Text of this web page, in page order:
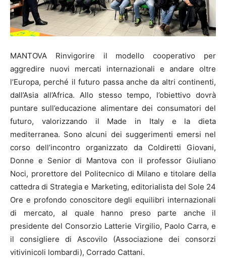
MANTOVA Rinvigorire il modello cooperativo per
aggredire nuovi mercati internazionali e andare oltre
l’Europa, perché il futuro passa anche da altri continenti,
dall’Asia all’Africa. Allo stesso tempo, l’obiettivo dovrà
puntare sull’educazione alimentare dei consumatori del
futuro, valorizzando il Made in Italy e la dieta
mediterranea. Sono alcuni dei suggerimenti emersi nel
corso dell’incontro organizzato da Coldiretti Giovani,
Donne e Senior di Mantova con il professor Giuliano
Noci, prorettore del Politecnico di Milano e titolare della
cattedra di Strategia e Marketing, editorialista del Sole 24
Ore e profondo conoscitore degli equilibri internazionali
di mercato, al quale hanno preso parte anche il
presidente del Consorzio Latterie Virgilio, Paolo Carra, e
il consigliere di Ascovilo (Associazione dei consorzi
vitivinicoli lombardi), Corrado Cattani.